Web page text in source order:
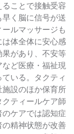
ことで接触受容
く脳に信号が送
ルマッサージも
体全体に安心感
があり、不安等
ど医療・福祉現
いる。タクティ
設のほか保育所
ティールケア師
ケアでは認知症
精神状態が改善